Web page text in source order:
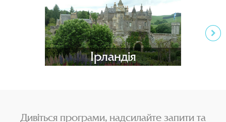
Ірландія
Дивіться програми, надсилайте запити та